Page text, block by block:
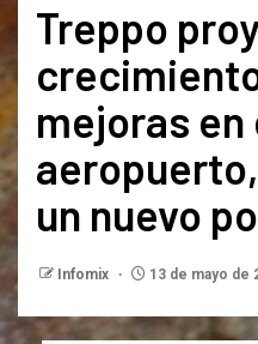
Treppo
mejoras en
un nuevo
Infomix 13 de mayo de